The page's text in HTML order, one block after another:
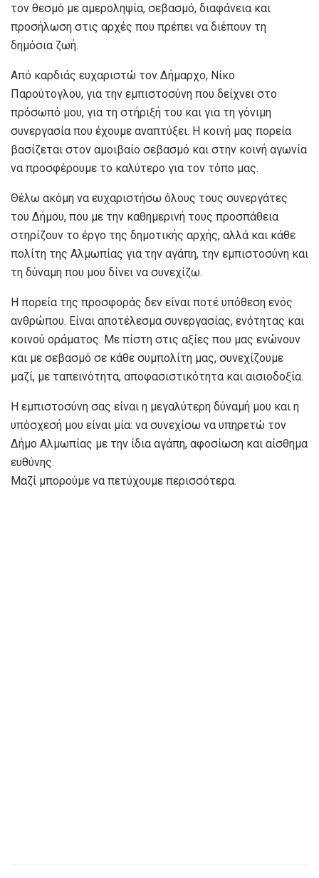
τον θεσμό με αμεροληψία, σεβασμό, διαφάνεια και
προσήλωση στις αρχές που πρέπει να διέπουν τη
δημόσια ζωή.
Από καρδιάς ευχαριστώ τον Δήμαρχο, Νίκο
Παρούτογλου, για την εμπιστοσύνη που δείχνει στο
πρόσωπό μου, για τη στήριξή του και για τη γόνιμη
συνεργασία που έχουμε αναπτύξει. Η κοινή μας πορεία
βασίζεται στον αμοιβαίο σεβασμό και στην κοινή αγωνία
να προσφέρουμε το καλύτερο για τον τόπο μας.
Θέλω ακόμη να ευχαριστήσω όλους τους συνεργάτες
του Δήμου, που με την καθημερινή τους προσπάθεια
στηρίζουν το έργο της δημοτικής αρχής, αλλά και κάθε
πολίτη της Αλμωπίας για την αγάπη, την εμπιστοσύνη και
τη δύναμη που μου δίνει να συνεχίζω.
Η πορεία της προσφοράς δεν είναι ποτέ υπόθεση ενός
ανθρώπου. Είναι αποτέλεσμα συνεργασίας, ενότητας και
κοινού οράματος. Με πίστη στις αξίες που μας ενώνουν
και με σεβασμό σε κάθε συμπολίτη μας, συνεχίζουμε
μαζί, με ταπεινότητα, αποφασιστικότητα και αισιοδοξία.
Η εμπιστοσύνη σας είναι η μεγαλύτερη δύναμή μου και η
υπόσχεσή μου είναι μία: να συνεχίσω να υπηρετώ τον
Δήμο Αλμωπίας με την ίδια αγάπη, αφοσίωση και αίσθημα
ευθύνης.
Μαζί μπορούμε να πετύχουμε περισσότερα.